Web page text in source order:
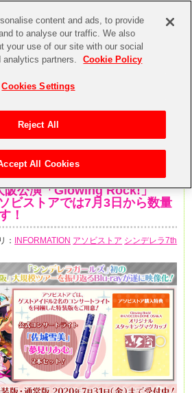
阪公演「Glowing Rock!」
ビストアでは7月3日から数量
！
： INFORMATION アソビストア シンデレラ7th
content and ads, to provide
to analyse our traffic. We also
your use of our site with our social
analytics partners.
Cookie Policy
Cookies Settings
Reject All
All Cookies